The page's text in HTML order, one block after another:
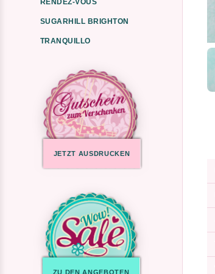
RENDEZ-VOUS
SUGARHILL BRIGHTON
TRANQUILLO
JETZT AUSDRUCKEN
ZU DEN ANGEBOTEN